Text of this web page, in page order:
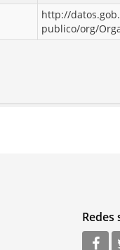
http://
publico/org/
Redes